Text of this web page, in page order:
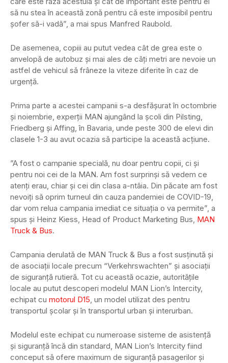
să nu stea în această zonă pentru că este imposibil pentru
șofer să-i vadă”, a mai spus Manfred Raubold.
De asemenea, copiii au putut vedea cât de grea este o
anvelopă de autobuz și mai ales de câți metri are nevoie un
astfel de vehicul să frâneze la viteze diferite în caz de
urgență.
Prima parte a acestei campanii s-a desfășurat în octombrie
și noiembrie, experții MAN ajungând la școli din Pilsting,
Friedberg și Affing, în Bavaria, unde peste 300 de elevi din
clasele 1-3 au avut ocazia să participe la această acțiune.
”A fost o campanie specială, nu doar pentru copii, ci și
pentru noi cei de la MAN. Am fost surprinși să vedem ce
atenți erau, chiar și cei din clasa a-ntâia. Din păcate am fost
nevoiți să oprim turneul din cauza pandemiei de COVID-19,
dar vom relua campania imediat ce situația o va permite”, a
spus și Heinz Kiess, Head of Product Marketing Bus, MAN
Truck & Bus.
Campania derulată de MAN Truck & Bus a fost susținută și
de asociații locale precum “Verkehrswachten” și asociații
de siguranță rutieră. Tot cu această ocazie, autoritățile
locale au putut descoperi modelul MAN Lion’s Intercity,
echipat cu motorul D15, un model utilizat des pentru
transportul școlar și în transportul urban și interurban.
Modelul este echipat cu numeroase sisteme de asistență
și siguranță încă din standard, MAN Lion’s Intercity fiind
conceput să ofere maximum de siguranță pasagerilor și